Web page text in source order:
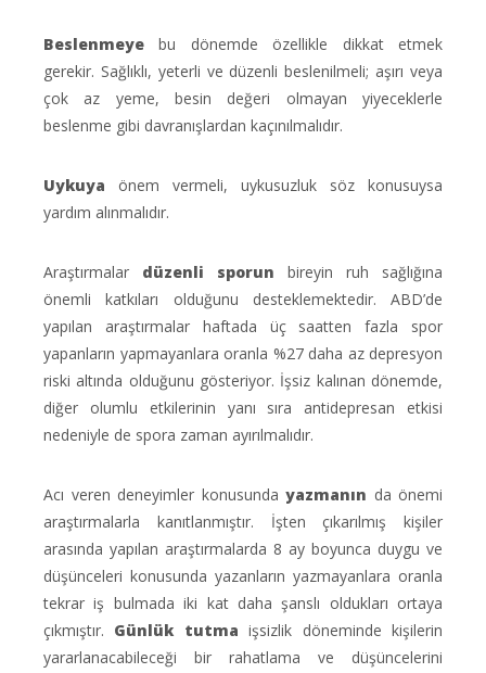
Beslenmeye bu dönemde özellikle dikkat etmek
gerekir. Sağlıklı, yeterli ve düzenli beslenilmeli; aşırı veya
çok az yeme, besin değeri olmayan yiyeceklerle
beslenme gibi davranışlardan kaçınılmalıdır.
Uykuya önem vermeli, uykusuzluk söz konusuysa
yardım alınmalıdır.
Araştırmalar düzenli sporun bireyin ruh sağlığına
önemli katkıları olduğunu desteklemektedir. ABD’de
yapılan araştırmalar haftada üç saatten fazla spor
yapanların yapmayanlara oranla %27 daha az depresyon
riski altında olduğunu gösteriyor. İşsiz kalınan dönemde,
diğer olumlu etkilerinin yanı sıra antidepresan etkisi
nedeniyle de spora zaman ayırılmalıdır.
Acı veren deneyimler konusunda yazmanın da önemi
araştırmalarla kanıtlanmıştır. İşten çıkarılmış kişiler
arasında yapılan araştırmalarda 8 ay boyunca duygu ve
düşünceleri konusunda yazanların yazmayanlara oranla
tekrar iş bulmada iki kat daha şanslı oldukları ortaya
çıkmıştır. Günlük tutma işsizlik döneminde kişilerin
yararlanacabileceği bir rahatlama ve düşüncelerini